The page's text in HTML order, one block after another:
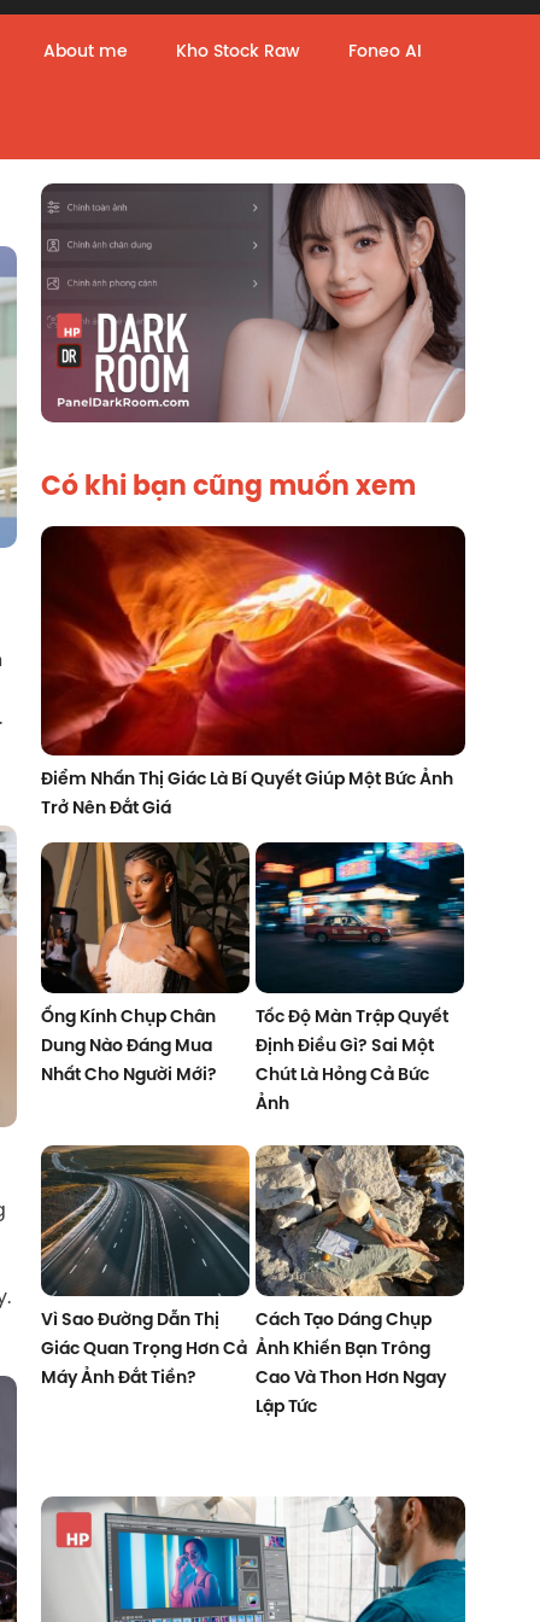
About me Kho Stock Raw Foneo AI
Có khi bạn cũng muốn xem
Điểm Nhấn Thị Giác Là Bí Quyết Giúp Một Bức Ảnh
Trở Nên Đắt Giá
Ống Kính Chụp Chân
Dung Nào Đáng Mua
Nhất Cho Người Mới?
Tốc Độ Màn Trập Quyết
Định Điều Gì? Sai Một
Chút Là Hỏng Cả Bức
Ảnh
Vì Sao Đường Dẫn Thị
Giác Quan Trọng Hơn Cả
Máy Ảnh Đắt Tiền?
Cách Tạo Dáng Chụp
Ảnh Khiến Bạn Trông
Cao Và Thon Hơn Ngay
Lập Tức